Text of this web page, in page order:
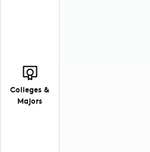
Colleges &
Majors